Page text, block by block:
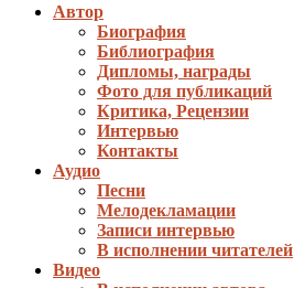
Автор
Биография
Библиография
Дипломы, награды
Фото для публикаций
Критика, Рецензии
Интервью
Контакты
Аудио
Песни
Мелодекламации
Записи интервью
В исполнении читателей
Видео